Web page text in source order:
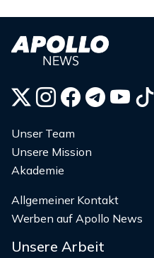
Unser Team
Unsere Mission
Akademie
Allgemeiner Kontakt
Werben auf Apollo News
Unsere Arbeit